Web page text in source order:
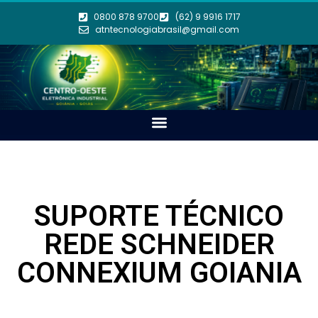
0800 878 9700
(62) 9 9916 1717
atntecnologiabrasil@gmail.com
SUPORTE TÉCNICO
REDE SCHNEIDER
CONNEXIUM GOIANIA